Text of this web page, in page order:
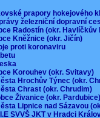
prapory hokejového
železniční dopravní
Radostín (okr.
Kněžnice (okr. Jičín)
proti koronaviru
Korouhev (okr. Svitavy)
Hrochův Týnec (okr.
Chrast (okr. Chrudim)
Živanice (okr.
Lipnice nad Sázavou
SVVŠ JKT v Hradci